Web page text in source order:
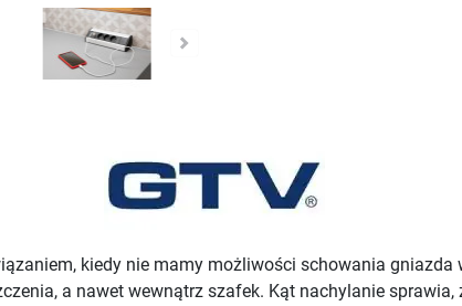
kiedy nie mamy możliwości schowania gniazda
a nawet wewnątrz szafek. Kąt nachylanie sprawia,